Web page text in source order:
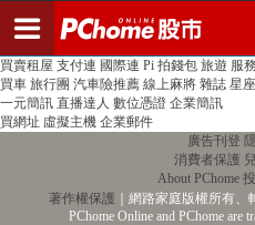
PChome首頁 線上購物 24h購物 書店
買賣租屋 支付連 國際連 Pi 拍錢包 旅遊 服
買車 旅行團 汽車險推薦 線上麻將 雜誌 星
一元簡訊 直播達人 數位憑證 企業簡訊
買網址 虛擬主機 企業郵件
廣告刊登
消費者保護
About PChome
著作權保護 ｜網路家庭版權所有、
PChome Online and PChome are